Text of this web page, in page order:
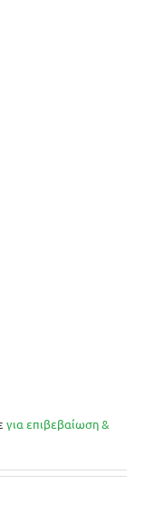
για επιβεβαίωση &